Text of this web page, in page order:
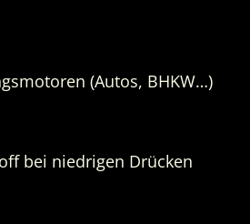
(Autos, BHKW…)
bei niedrigen Drücken